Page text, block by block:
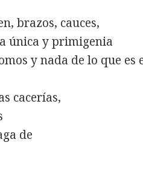
brazos, cauces,
única y primigenia
y nada de lo que es
cacerías,
de